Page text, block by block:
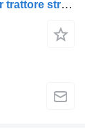
Compressore aria GHH CS80R/1 GHH per trattore stradale